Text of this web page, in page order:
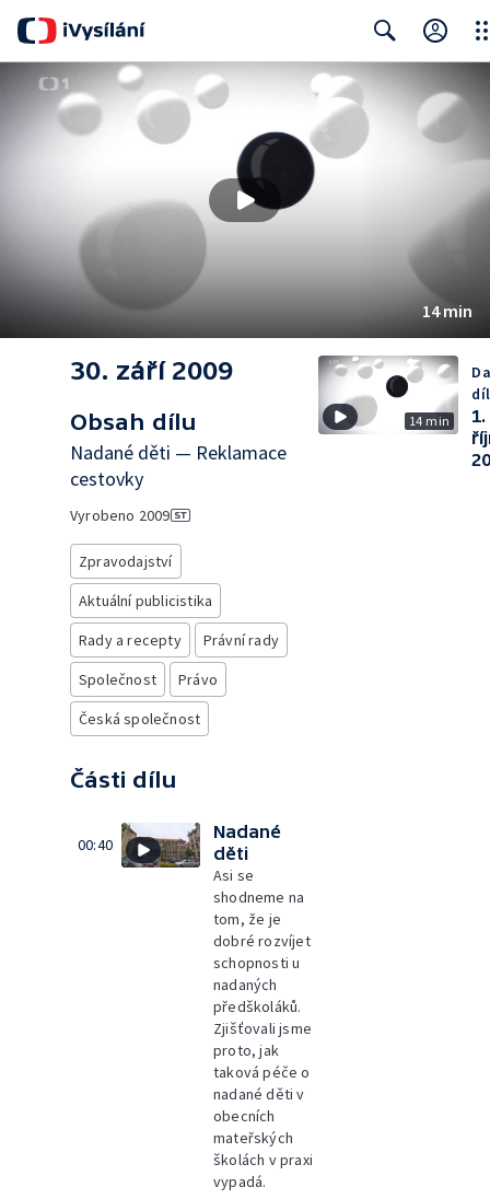
14 min
30. září 2009
Obsah dílu
Nadané děti — Reklamace
cestovky
Vyrobeno 2009
Zpravodajství
Aktuální publicistika
Rady a recepty
Právní rady
Společnost
Právo
Česká společnost
Části dílu
00:40
Nadané
děti
Asi se
shodneme na
tom, že je
dobré rozvíjet
schopnosti u
nadaných
předškoláků.
Zjišťovali jsme
proto, jak
taková péče o
nadané děti v
obecních
mateřských
školách v praxi
vypadá.
14 min
díl
1.